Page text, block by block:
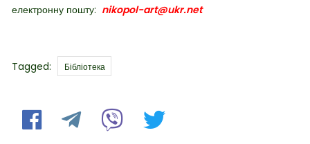
електронну пошту: nikopol-art@ukr.net
Tagged: Tags
Бібліотека